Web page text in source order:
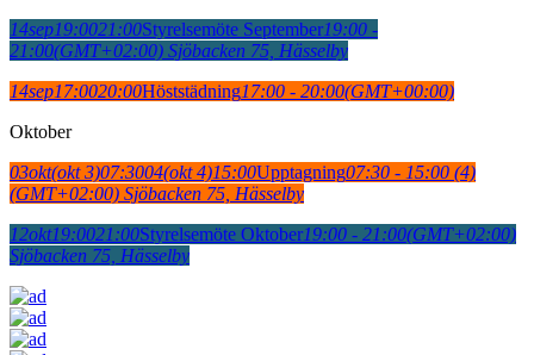
14sep19:0021:00Styrelsemöte September19:00 -
21:00(GMT+02:00) Sjöbacken 75, Hässelby
14sep17:0020:00Höststädning17:00 - 20:00(GMT+00:00)
Oktober
03okt(okt 3)07:3004(okt 4)15:00Upptagning07:30 - 15:00 (4)
(GMT+02:00) Sjöbacken 75, Hässelby
12okt19:0021:00Styrelsemöte Oktober19:00 - 21:00(GMT+02:00)
Sjöbacken 75, Hässelby